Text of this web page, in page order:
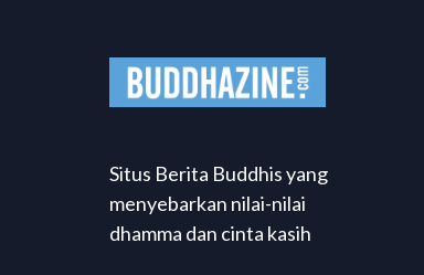
Situs Berita Buddhis yang
menyebarkan nilai-nilai
dhamma dan cinta kasih